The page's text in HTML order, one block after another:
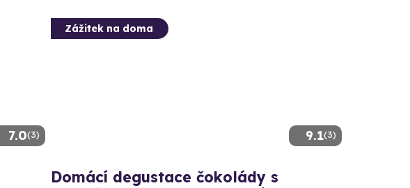
7.0(3) 9.1(3)
Zážitek na doma
Domácí degustace čokolády s